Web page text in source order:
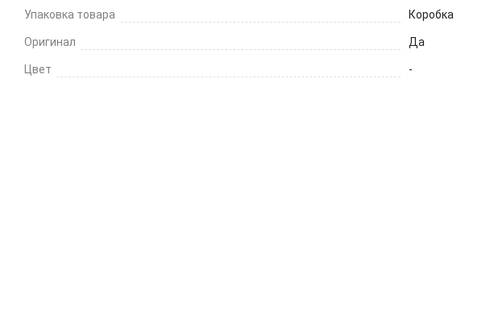
Упаковка товара Коробка
Оригинал Да
Цвет -